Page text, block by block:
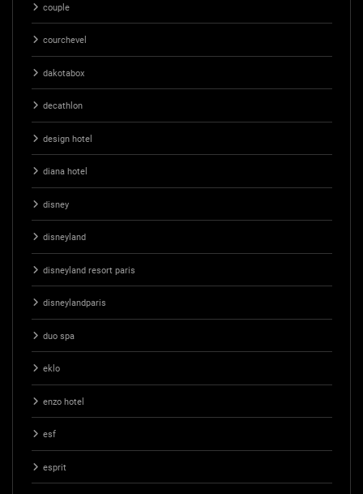
couple
courchevel
dakotabox
decathlon
design hotel
diana hotel
disney
disneyland
disneyland resort paris
disneylandparis
duo spa
eklo
enzo hotel
esf
esprit